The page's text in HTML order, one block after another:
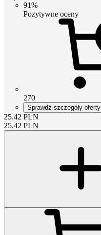
91%
Pozytywne oceny
270
Sprawdź szczegóły oferty
25.42 PLN
25.42 PLN